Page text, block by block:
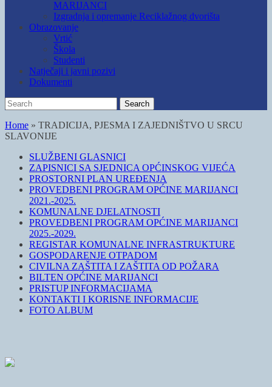
MARIJANCI
Izgradnja i opremanje Reciklažnog dvorišta
Obrazovanje
Vrtić
Škola
Studenti
Natječaji i javni pozivi
Dokumenti
Search
for:
Search
Home » TRADICIJA, PJESMA I ZAJEDNIŠTVO U SRCU
SLAVONIJE
SLUŽBENI GLASNICI
ZAPISNICI SA SJEDNICA OPĆINSKOG VIJEĆA
PROSTORNI PLAN UREĐENJA
PROVEDBENI PROGRAM OPĆINE MARIJANCI
2021.-2025.
KOMUNALNE DJELATNOSTI
PROVEDBENI PROGRAM OPĆINE MARIJANCI
2025.-2029.
REGISTAR KOMUNALNE INFRASTRUKTURE
GOSPODARENJE OTPADOM
CIVILNA ZAŠTITA I ZAŠTITA OD POŽARA
BILTEN OPĆINE MARIJANCI
PRISTUP INFORMACIJAMA
KONTAKTI I KORISNE INFORMACIJE
FOTO ALBUM